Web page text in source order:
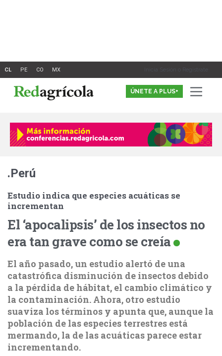
Inicia Sesión o Registrate
ÚNETE A PLUS+
.Perú
Estudio indica que especies acuáticas se
incrementan
El ‘apocalipsis’ de los insectos no
era tan grave como se creía
El año pasado, un estudio alertó de una
catastrófica disminución de insectos debido
a la pérdida de hábitat, el cambio climático y
la contaminación. Ahora, otro estudio
suaviza los términos y apunta que, aunque la
población de las especies terrestres está
mermando, la de las acuáticas parece estar
incrementando.